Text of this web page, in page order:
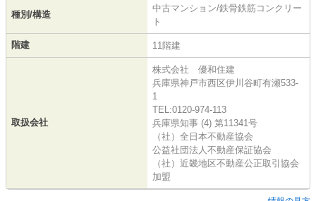
種別/構造
中古マンション/鉄骨鉄筋コンクリー
ト
階建 11階建
取扱会社
株式会社 優和住建
兵庫県神戸市西区伊川谷町有瀬533-
1
TEL:0120-974-113
兵庫県知事 (4) 第11341号
（社）全日本不動産協会
公益社団法人不動産保証協会
（社）近畿地区不動産公正取引協会
加盟